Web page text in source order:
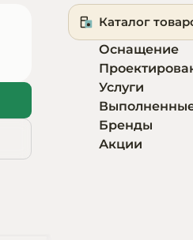
Каталог
Оснащение
Услуги
Бренды
Акции